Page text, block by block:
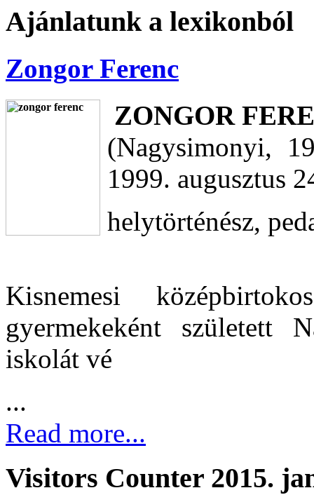
Ajánlatunk a lexikonból
Zongor Ferenc
ZONGOR
(Nagysimonyi,
1999. augusztus
helytörténész,
Kisnemesi
gyermekeként született
iskolát vé
...
Read more...
Visitors Counter 2015.